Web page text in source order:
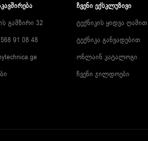
გამზირი 32
91 08 48
ᲩᲕᲔᲜᲘ ᲔᲥᲡᲙᲚᲣᲖᲘᲕᲘ
ტექნიკის ყიდვა ღამით
ტექნიკა განვადებით
ონლაინ კატალოგი
ჩვენი ჯილდოები